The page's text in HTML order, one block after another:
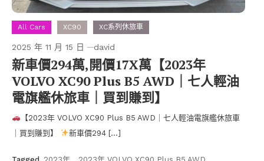
All Cars XC90 XC系列休旅車
2025 年 11 月 15 日 david
新車價294萬,開價17X萬【2023年
VOLVO XC90 Plus B5 AWD｜七人輕油
電旗艦休旅車｜買到賺到】
【2023年 VOLVO XC90 Plus B5 AWD｜七人輕油電旗艦休旅車
｜買到賺到】
新車價294 […]